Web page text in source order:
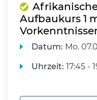
Aufbaukurs 1
Datum: Mo.
Uhrzeit: 17:45 -